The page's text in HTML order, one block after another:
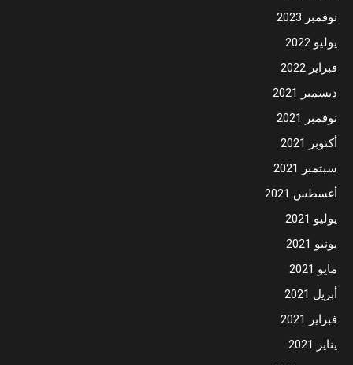
نوفمبر 2023
يوليو 2022
فبراير 2022
ديسمبر 2021
نوفمبر 2021
أكتوبر 2021
سبتمبر 2021
أغسطس 2021
يوليو 2021
يونيو 2021
مايو 2021
أبريل 2021
فبراير 2021
يناير 2021